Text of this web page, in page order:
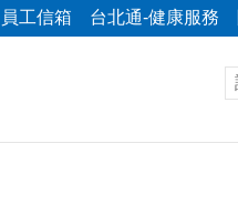
員工信箱 台北通-健康服務